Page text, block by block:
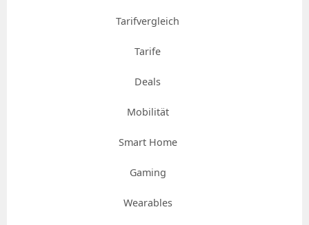
Tarifvergleich
Tarife
Deals
Mobilität
Smart Home
Gaming
Wearables